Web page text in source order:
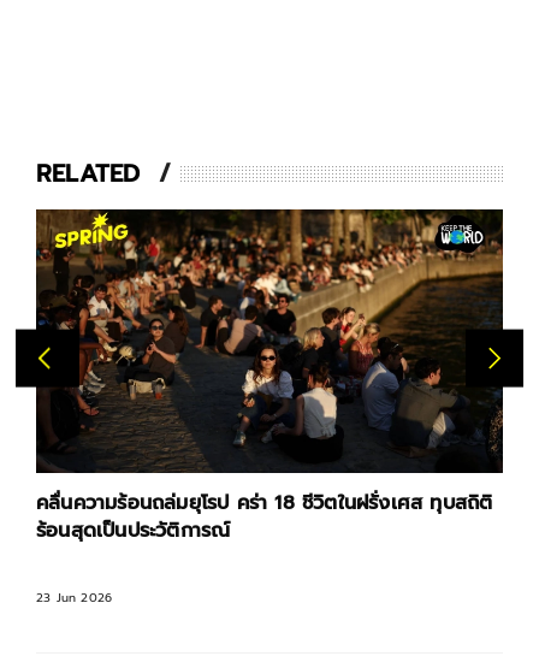
RELATED
คลื่นความร้อนถล่มยุโรป คร่า 18 ชีวิตในฝรั่งเศส ทุบสถิติ
ร้อนสุดเป็นประวัติการณ์
23 Jun 2026